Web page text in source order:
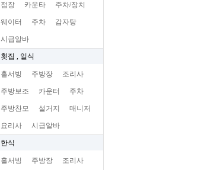
점장 카운타 주차/장치
웨이터 주차 감자탕
시급알바
횟집 , 일식
홀서빙 주방장 조리사
주방보조 카운터 주차
주방찬모 설거지 매니저
요리사 시급알바
한식
홀서빙 주방장 조리사